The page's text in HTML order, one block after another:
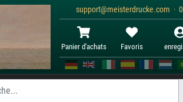
support@meisterdrucke.com ·
Panier d'achats Favoris